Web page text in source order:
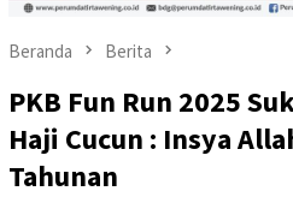
Beranda Berita
PKB Fun Run 2025
Haji Cucun : Insya
Tahunan